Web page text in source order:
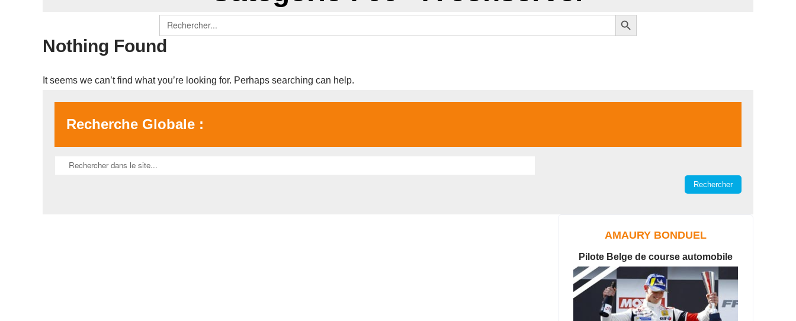
Search
for:
Search Button
Nothing Found
It seems we can’t find what you’re looking for. Perhaps searching can help.
Recherche Globale :
AMAURY BONDUEL
Pilote Belge de course automobile